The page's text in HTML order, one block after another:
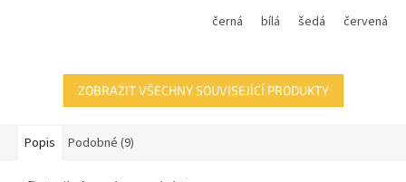
černá
bílá šedá červená
ZOBRAZIT VŠECHNY SOUVISEJÍCÍ PRODUKTY
Popis Podobné (9)